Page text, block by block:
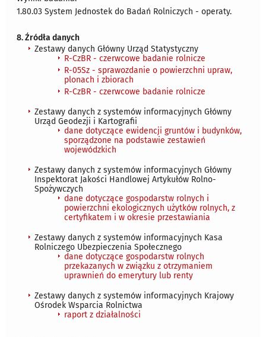
1.80.03 System Jednostek do Badań Rolniczych - operaty.
8. Źródła danych
Zestawy danych Główny Urząd Statystyczny
R-CzBR - czerwcowe badanie rolnicze
R-05Sz - sprawozdanie o powierzchni upraw,
plonach i zbiorach
R-CzBR - czerwcowe badanie rolnicze
Zestawy danych z systemów informacyjnych Główny
Urząd Geodezji i Kartografii
dane dotyczące ewidencji gruntów i budynków,
sporządzone na podstawie zestawień
wojewódzkich
Zestawy danych z systemów informacyjnych Główny
Inspektorat Jakości Handlowej Artykułów Rolno-
Spożywczych
dane dotyczące gospodarstw rolnych i
powierzchni ekologicznych użytków rolnych, z
certyfikatem i w okresie przestawiania
Zestawy danych z systemów informacyjnych Kasa
Rolniczego Ubezpieczenia Społecznego
dane dotyczące gospodarstw rolnych
przekazanych w związku z otrzymaniem
uprawnień do emerytury lub renty
Zestawy danych z systemów informacyjnych Krajowy
Ośrodek Wsparcia Rolnictwa
raport z działalności